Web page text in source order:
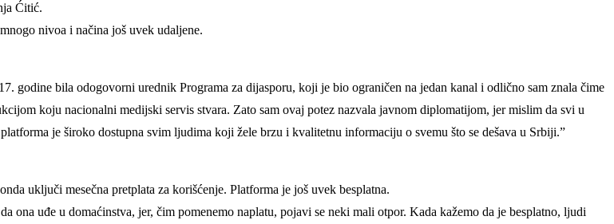
Ćitić.
nivoa i načina još uvek udaljene.
godine bila odogovorni urednik Programa za dijasporu, koji je bio ograničen na jedan kanal i odlično sam znala čime
koju nacionalni medijski servis stvara. Zato sam ovaj potez nazvala javnom diplomatijom, jer mislim da svi u
je široko dostupna svim ljudima koji žele brzu i kvalitetnu informaciju o svemu što se dešava u Srbiji.”
uključi mesečna pretplata za korišćenje. Platforma je još uvek besplatna.
ona uđe u domaćinstva, jer, čim pomenemo naplatu, pojavi se neki mali otpor. Kada kažemo da je besplatno, ljudi